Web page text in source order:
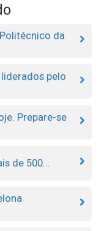
da
pelo
Prepare-se
de 500...